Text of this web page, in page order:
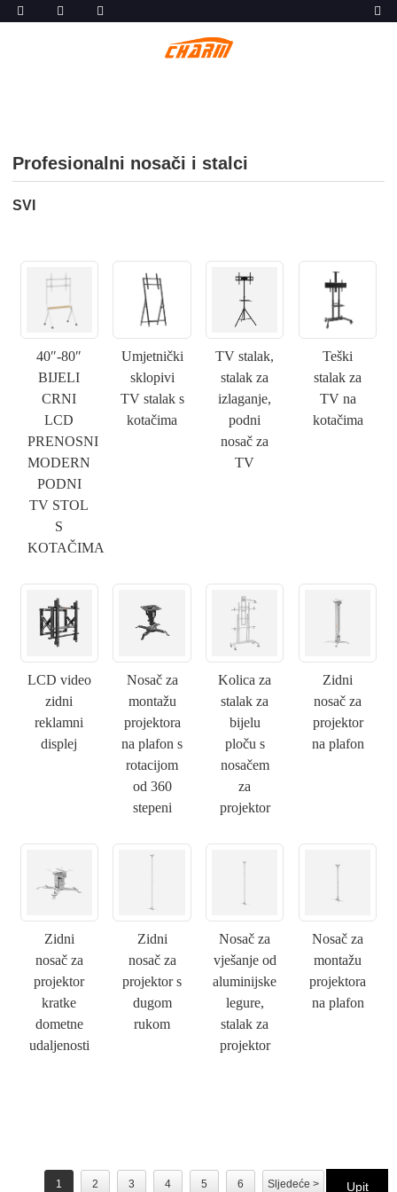
Profesionalni nosači i stalci
SVI
40″-80″
BIJELI
CRNI
LCD
PRENOSNI
MODERN
PODNI
TV STOL
S
KOTAČIMA
Umjetnički
sklopivi
TV stalak s
kotačima
TV stalak,
stalak za
izlaganje,
podni
nosač za
TV
Teški
stalak za
TV na
kotačima
LCD video
zidni
reklamni
displej
Nosač za
montažu
projektora
na plafon s
rotacijom
od 360
stepeni
Kolica za
stalak za
bijelu
ploču s
nosačem
za
projektor
Zidni
nosač za
projektor
na plafon
Zidni
nosač za
projektor
kratke
dometne
udaljenosti
Zidni
nosač za
projektor s
dugom
rukom
Nosač za
vješanje od
aluminijske
legure,
stalak za
projektor
Nosač za
montažu
projektora
na plafon
1 2 3 4 5 6 Sljedeće > >>
×
IZABERITE SVOJ IDENTITET
POTVRDI SVOJ IDENTITET
Primili smo vaš zahtjev i hoćemo POTVRDIvaše poslanoUpit